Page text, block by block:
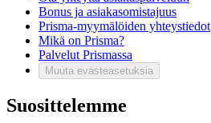
Bonus ja asiakasomistajuus
Prisma-myymälöiden yhteystiedot
Mikä on Prisma?
Palvelut Prismassa
Muuta evästeasetuksia
Suosittelemme